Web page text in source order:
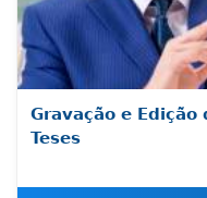
Gravação e Edição
Teses